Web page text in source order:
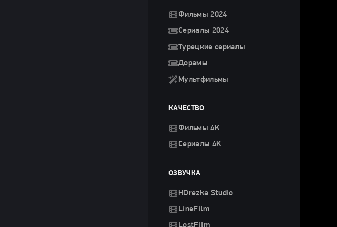
Фильмы 2024
Сериалы 2024
Турецкие сериалы
Дорамы
Мультфильмы
КАЧЕСТВО
Фильмы 4K
Сериалы 4K
ОЗВУЧКА
HDrezka Studio
LineFilm